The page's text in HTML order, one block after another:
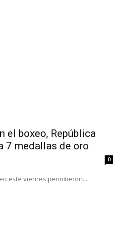
el boxeo, República
7 medallas de oro
0
este viernes permitieron...